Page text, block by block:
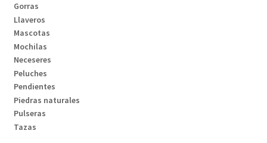
Gorras
Llaveros
Mascotas
Mochilas
Neceseres
Peluches
Pendientes
Piedras naturales
Pulseras
Tazas